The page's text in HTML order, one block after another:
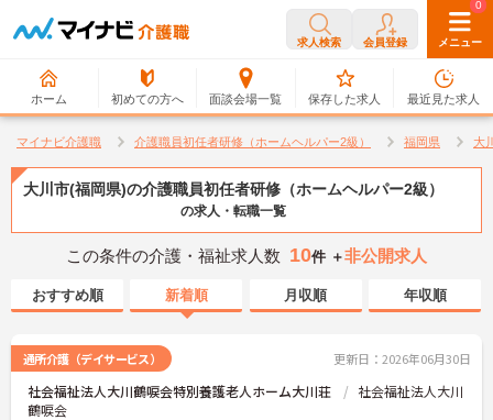
求人検索 会員登録 メニュー
ホーム 初めての方へ 面談会場一覧
0
保存した求人
0
最近見た求人
マイナビ介護職 介護職員初任者研修（ホームヘルパー2級） 福岡県 大
大川市(福岡県)の介護職員初任者研修（ホームヘルパー2級）
の求人・転職一覧
この条件の介護・福祉求人数 10件 ＋非公開求人
おすすめ順 新着順 月収順 年収順
通所介護（デイサービス） 更新日：2026年06月30日
社会福祉法人大川鶴唳会特別養護老人ホーム大川荘
社会福祉法人大川
鶴唳会